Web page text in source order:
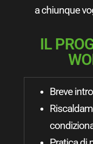
a chiunque
IL
Breve